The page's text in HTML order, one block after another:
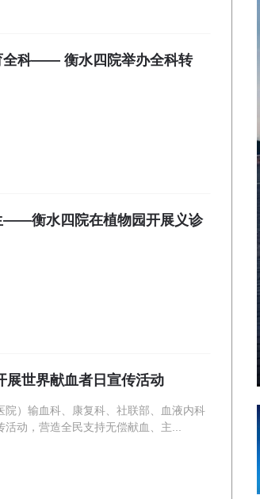
全科—— 衡水四院举办全科转
——衡水四院在植物园开展义诊
展世界献血者日宣传活动
）输血科、康复科、社联部、血液内科
动，营造全民支持无偿献血、主...